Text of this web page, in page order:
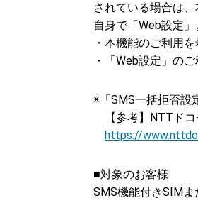
されている場合は
自身で「Web設定
・本機能のご利用
・「Web設定」の
※「SMS一括拒否設
【参考】NTTド
https://
■対象のお客様
SMS機能付きSIM